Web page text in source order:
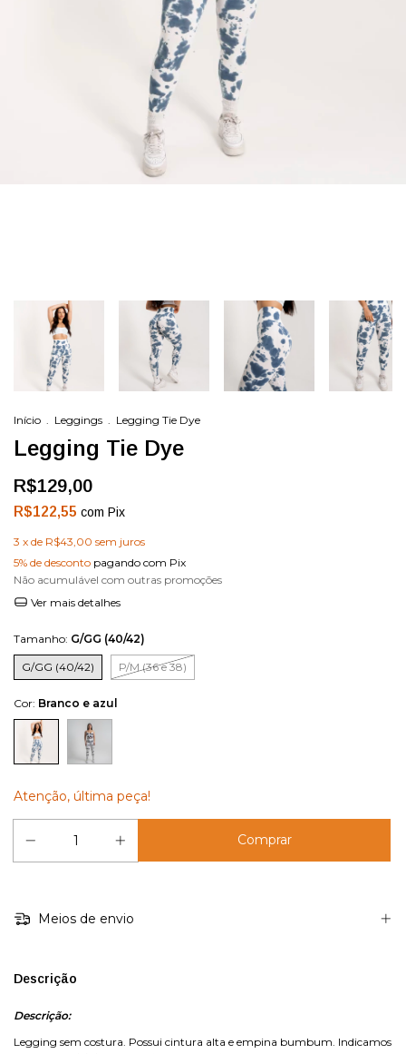
Início Leggings Legging Tie Dye
Legging Tie Dye
R$129,00
R$122,55 com Pix
3 x de R$43,00 sem juros
5% de desconto pagando com Pix
Não acumulável com outras promoções
Ver mais detalhes
Tamanho: G/GG (40/42)
G/GG (40/42) P/M (36 e 38)
Cor: Branco e azul
Atenção, última peça!
Meios de envio
Descrição
Descrição:
Legging sem costura. Possui cintura alta e empina bumbum. Indicamos